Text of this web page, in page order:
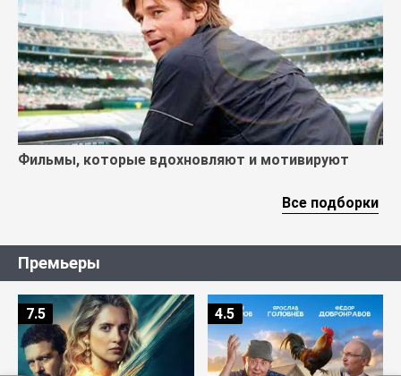
Фильмы, которые вдохновляют и мотивируют
Все подборки
Премьеры
7.5 4.5